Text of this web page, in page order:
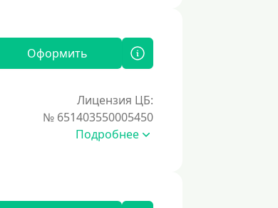
Оформить
Лицензия ЦБ:
№ 651403550005450
Подробнее